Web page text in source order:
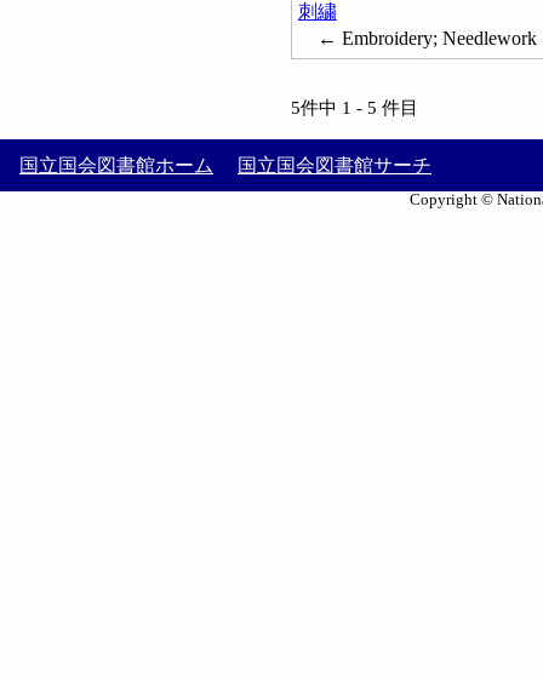
刺繍
← Embroidery; Needlework
5件中 1 - 5 件目
国立国会図書館ホーム 国立国会図書館サーチ
Copyright ©